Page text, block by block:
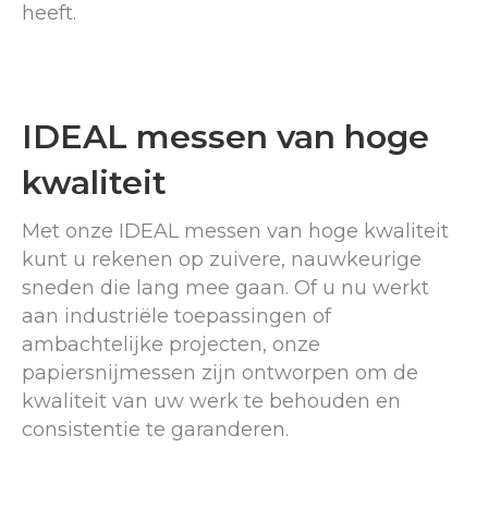
heeft.
IDEAL messen van hoge
kwaliteit
Met onze IDEAL messen van hoge kwaliteit
kunt u rekenen op zuivere, nauwkeurige
sneden die lang mee gaan. Of u nu werkt
aan industriële toepassingen of
ambachtelijke projecten, onze
papiersnijmessen zijn ontworpen om de
kwaliteit van uw werk te behouden en
consistentie te garanderen.